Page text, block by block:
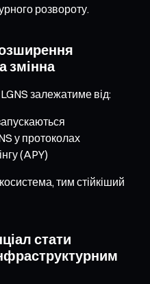
розвороту.
змінна
залежатиме від:
у протоколах
(APY)
тим стійкіший
стати